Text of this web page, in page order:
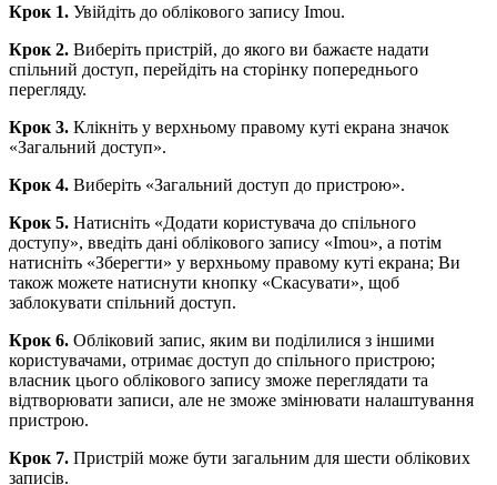
Крок 1. Увійдіть до облікового запису Imou.
Крок 2. Виберіть пристрій, до якого ви бажаєте надати
спільний доступ, перейдіть на сторінку попереднього
перегляду.
Крок 3. Клікніть у верхньому правому куті екрана значок
«Загальний доступ».
Крок 4. Виберіть «Загальний доступ до пристрою».
Крок 5. Натисніть «Додати користувача до спільного
доступу», введіть дані облікового запису «Imou», а потім
натисніть «Зберегти» у верхньому правому куті екрана; Ви
також можете натиснути кнопку «Скасувати», щоб
заблокувати спільний доступ.
Крок 6. Обліковий запис, яким ви поділилися з іншими
користувачами, отримає доступ до спільного пристрою;
власник цього облікового запису зможе переглядати та
відтворювати записи, але не зможе змінювати налаштування
пристрою.
Крок 7. Пристрій може бути загальним для шести облікових
записів.